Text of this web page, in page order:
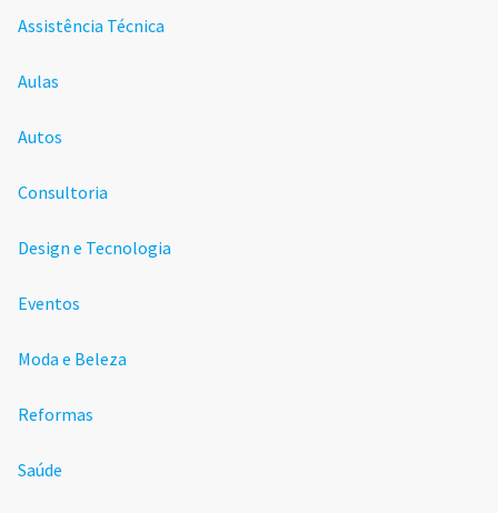
Assistência Técnica
Aulas
Autos
Consultoria
Design e Tecnologia
Eventos
Moda e Beleza
Reformas
Saúde